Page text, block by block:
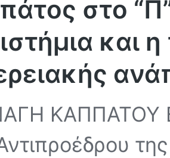
στο
και
ΚΑΠΠΑΤΟΥ